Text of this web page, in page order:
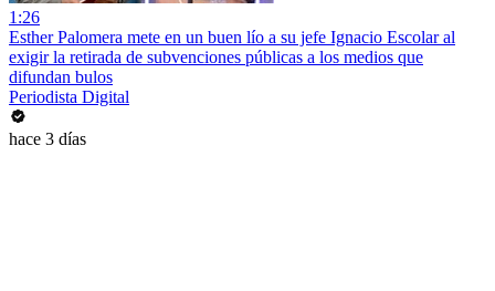
1:26
Esther Palomera mete en un buen lío a su jefe Ignacio Escolar al
exigir la retirada de subvenciones públicas a los medios que
difundan bulos
Periodista Digital
hace 3 días